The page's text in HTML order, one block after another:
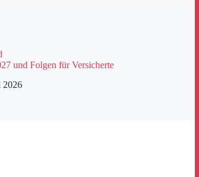
und Folgen für Versicherte
2026